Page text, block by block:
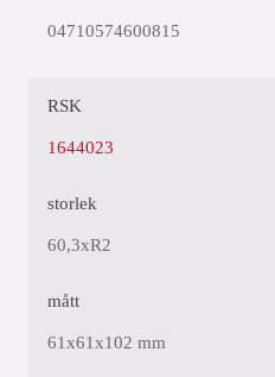
04710574600815
RSK
1644023
storlek
60,3xR2
mått
61x61x102 mm